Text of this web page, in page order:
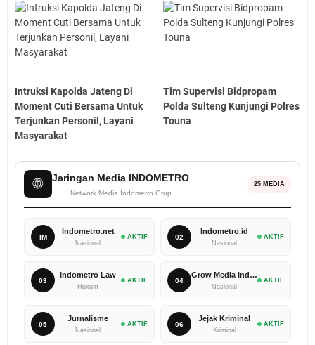
Intruksi Kapolda Jateng Di
Moment Cuti Bersama Untuk
Terjunkan Personil, Layani
Masyarakat
Tim Supervisi Bidpropam
Polda Sulteng Kunjungi Polres
Touna
🌐 Jaringan Media INDOMETRO
Network Media Indometro Grup
25 MEDIA
IM
Indometro.net
Nasional
AKTIF 02
Indometro.id
Nasional
AKTIF
03
Indometro Law
Hukum
AKTIF 04
Grow Media Indonesia
Nasional
AKTIF
05
Jurnalisme
Nasional
AKTIF 06
Jejak Kriminal
Kriminal
AKTIF